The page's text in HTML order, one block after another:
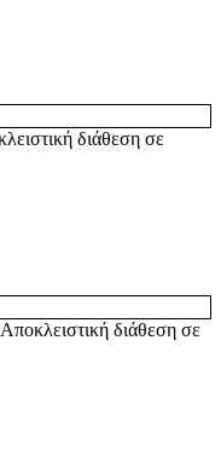
διάθεση σε
διάθεση σε